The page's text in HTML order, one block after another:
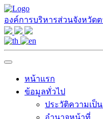
องค์การบริหารส่วนจังหวัดต
หน้าแรก
ข้อมูลทั่วไป
ประวัติความเป็
อำนาจหน้าที่